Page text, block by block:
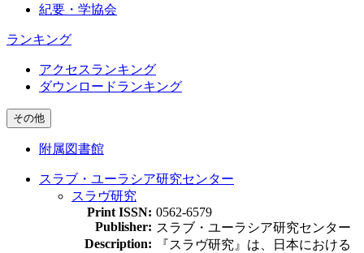
紀要・学協会
ランキング
アクセスランキング
ダウンロードランキング
その他
附属図書館
スラブ・ユーラシア研究センター
スラヴ研究
Print ISSN: 0562-6579
Publisher: スラブ・ユーラシア研究センター
Description:
『スラヴ研究』は、日本における